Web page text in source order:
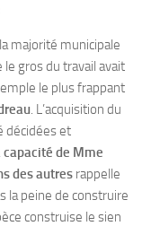
majorité municipale
gros du travail avait
le plus frappant
. L’acquisition du
décidées et
capacité de Mme
des autres rappelle
la peine de construire
construise le sien